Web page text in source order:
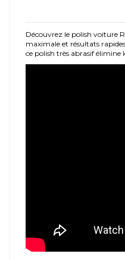
Découvrez le polish voiture
maximale et résultats
ce polish très abrasif élimine